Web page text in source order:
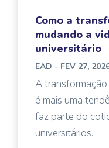
Como a
mudando a
universitário
EAD - FEV 27,
A
é mais uma
faz parte do
universitários.